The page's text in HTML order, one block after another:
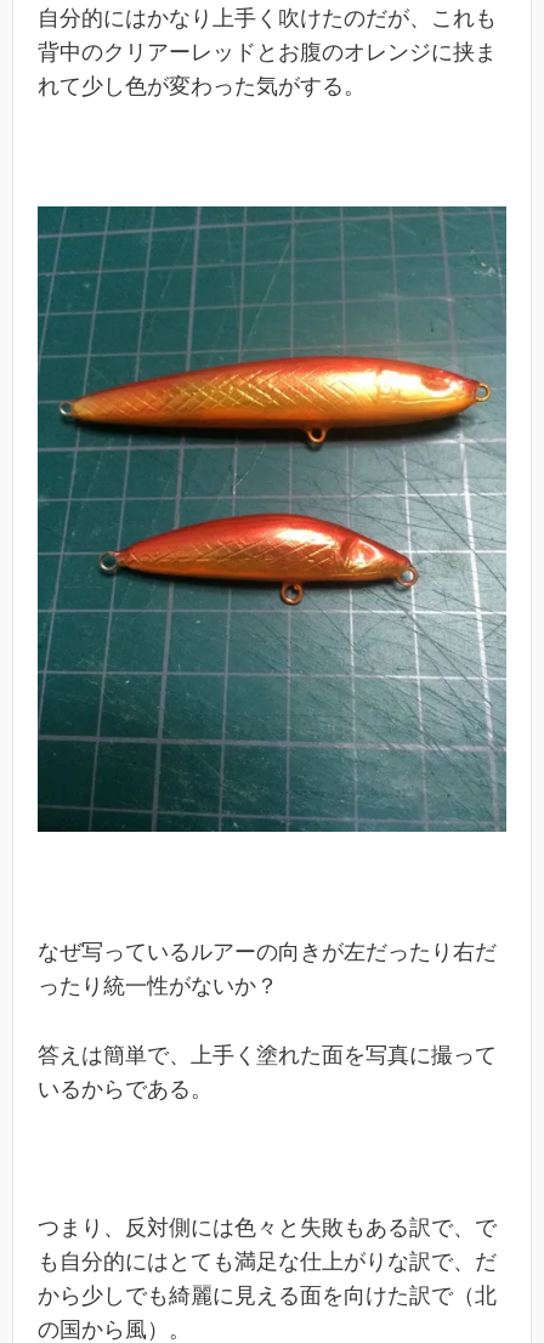
自分的にはかなり上手く吹けたのだが、これも
背中のクリアーレッドとお腹のオレンジに挟ま
れて少し色が変わった気がする。
なぜ写っているルアーの向きが左だったり右だ
ったり統一性がないか？
答えは簡単で、上手く塗れた面を写真に撮って
いるからである。
つまり、反対側には色々と失敗もある訳で、で
も自分的にはとても満足な仕上がりな訳で、だ
から少しでも綺麗に見える面を向けた訳で（北
の国から風）。